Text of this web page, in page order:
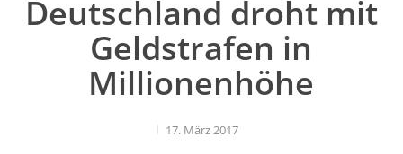
Deutschland droht mit
Geldstrafen in
Millionenhöhe
17. März 2017